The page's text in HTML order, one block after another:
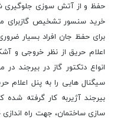
حفظ و از آتش سوزی جلوگیری
خرید سنسور تشخیص گازبرای
برای حفظ جان افراد بسیار
اعلام حریق از نظر خروجی و
انواع دتکتور گاز در بیرجند
سیگنال هایی را به پنل اعلام
بیرجند آژیربه کار گرفته
سازی ساختمان، جهت راه